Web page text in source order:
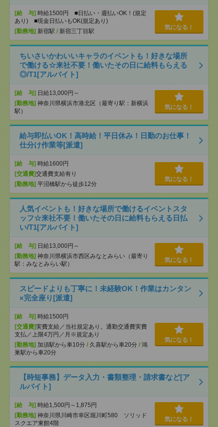
[給 与] 時給1500円 ■日払い・週払いOK！(規定
あり) ■現金日払いもOK(規定あり)
[勤務地] 新宿駅 / 新宿三丁目駅
気になる！
ちいさいかわいいキャラのイベントも！好きな場所
で働ける☆来社不要！働いたその日に給料もらえる
◎/T1[アルバイト]
[給 与] 日給13,000円～
[勤務地] 神奈川県横浜市港北区（最寄り駅：新横浜
駅）
気になる！
給与即払いOK！高時給！平日休み！日勤のお仕事！
仕分け作業等[派遣]
[給 与] 時給1600円
[交通費]交通費支給有り
[勤務地] 平沼橋駅から徒歩12分
気になる！
人気イベントも！好きな場所で働けるイベントスタ
ッフ☆来社不要！働いたその日に給料もらえる日払
い/T1[アルバイト]
[給 与] 日給13,000円～
[勤務地] 神奈川県横浜市西区みなとみらい（最寄り
駅：みなとみらい駅）
気になる！
スピードよりも丁寧に！未経験OK！作業はカンタン
×完全座り[派遣]
[給 与] 時給1500円
[交通費]実費支給／当社規定あり。通勤交通費実費
支払／上限4万円／月※規定あり
[勤務地] 加須駅から車10分 / 久喜駅から車20分 / 鴻
巣駅から車20分
気になる！
【時短事務】データ入力・書類整理・請求書など[ア
ルバイト]
[給 与] 時給1,500円～1,875円
[勤務地] 神奈川県川崎市幸区堀川町580 ソリッド
スクエア東館4階
気になる！